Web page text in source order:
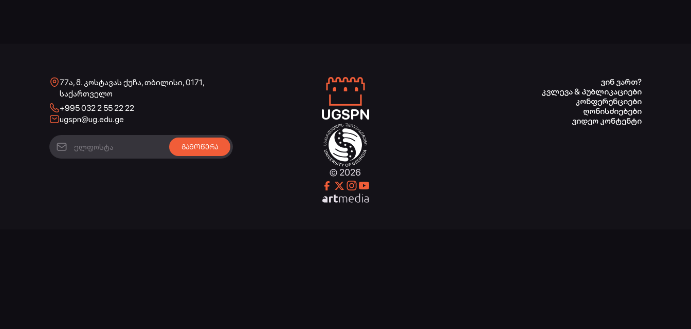
77ა, მ. კოსტავას ქუჩა, თბილისი, 0171,
საქართველო
+995 032 2 55 22 22
ugspn@ug.edu.ge
UGSPN
© 2026
ვინ ვართ?
კვლევა & პუბლიკაციები
კონფერენციები
ღონისძიებები
ვიდეო კონტენტი